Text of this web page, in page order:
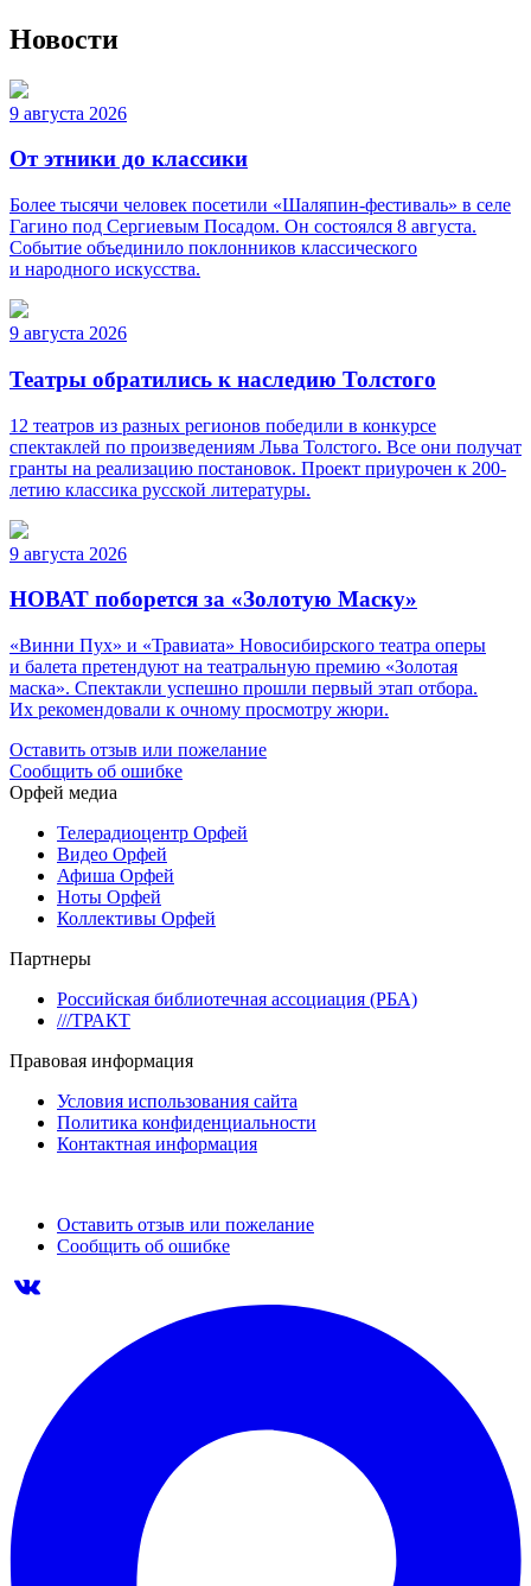
Новости
9 августа 2026
От этники до классики
Более тысячи человек посетили «Шаляпин-фестиваль» в селе
Гагино под Сергиевым Посадом. Он состоялся 8 августа.
Событие объединило поклонников классического
и народного искусства.
9 августа 2026
Театры обратились к наследию Толстого
12 театров из разных регионов победили в конкурсе
спектаклей по произведениям Льва Толстого. Все они получат
гранты на реализацию постановок. Проект приурочен к 200-
летию классика русской литературы.
9 августа 2026
НОВАТ поборется за «Золотую Маску»
«Винни Пух» и «Травиата» Новосибирского театра оперы
и балета претендуют на театральную премию «Золотая
маска». Спектакли успешно прошли первый этап отбора.
Их рекомендовали к очному просмотру жюри.
Оставить отзыв или пожелание
Сообщить об ошибке
Орфей медиа
Телерадиоцентр Орфей
Видео Орфей
Афиша Орфей
Ноты Орфей
Коллективы Орфей
Партнеры
Российская библиотечная ассоциация (РБА)
///ТРАКТ
Правовая информация
Условия использования сайта
Политика конфиденциальности
Контактная информация
Оставить отзыв или пожелание
Сообщить об ошибке